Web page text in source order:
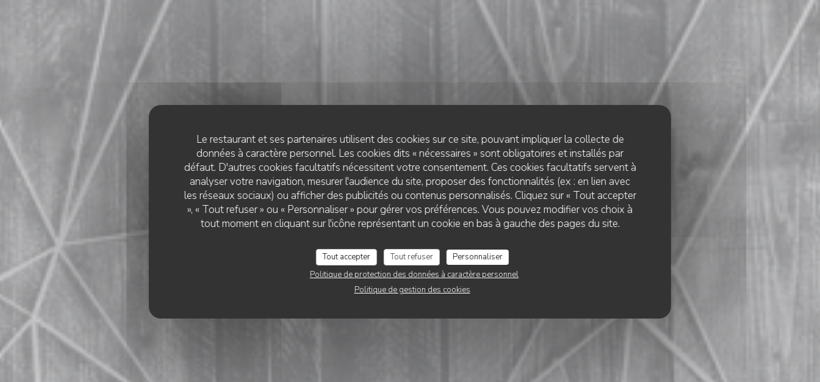
Le restaurant et ses partenaires utilisent des cookies sur ce site, pouvant impliquer la collecte de
données à caractère personnel. Les cookies dits « nécessaires » sont obligatoires et installés par
défaut. D'autres cookies facultatifs nécessitent votre consentement. Ces cookies facultatifs servent à
analyser votre navigation, mesurer l'audience du site, proposer des fonctionnalités (ex : en lien avec
les réseaux sociaux) ou afficher des publicités ou contenus personnalisés. Cliquez sur « Tout accepter
», « Tout refuser » ou « Personnaliser » pour gérer vos préférences. Vous pouvez modifier vos choix à
tout moment en cliquant sur l'icône représentant un cookie en bas à gauche des pages du site.
Tout accepter Tout refuser
Personnaliser
Politique de protection des données à caractère personnel
Politique de gestion des cookies
RESTAURANT TRADITIONNEL
• ROUPELDANGE
L'Effet Boeuf
RÉSERVER
L'EFFET BOEUF